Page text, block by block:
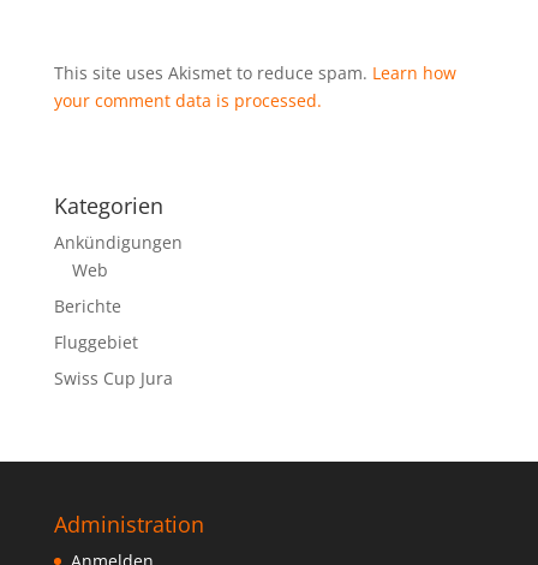
This site uses Akismet to reduce spam. Learn how
your comment data is processed.
Kategorien
Ankündigungen
Web
Berichte
Fluggebiet
Swiss Cup Jura
Administration